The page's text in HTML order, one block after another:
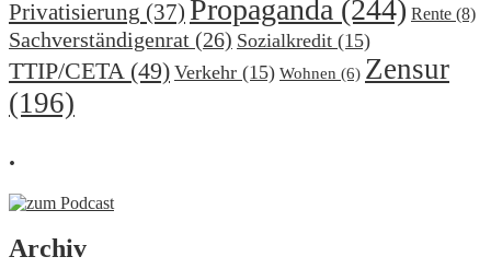
Privatisierung (37) Propaganda (244) Rente (8)
Sachverständigenrat (26) Sozialkredit (15)
TTIP/CETA (49) Verkehr (15) Wohnen (6) Zensur
(196)
.
Archiv